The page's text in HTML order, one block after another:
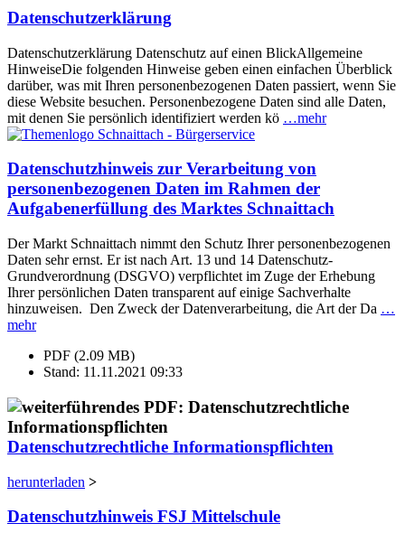
Datenschutzerklärung
Datenschutzerklärung Datenschutz auf einen BlickAllgemeine
HinweiseDie folgenden Hinweise geben einen einfachen Überblick
darüber, was mit Ihren personenbezogenen Daten passiert, wenn Sie
diese Website besuchen. Personenbezogene Daten sind alle Daten,
mit denen Sie persönlich identifiziert werden kö …mehr
Datenschutzhinweis zur Verarbeitung von
personenbezogenen Daten im Rahmen der
Aufgabenerfüllung des Marktes Schnaittach
Der Markt Schnaittach nimmt den Schutz Ihrer personenbezogenen
Daten sehr ernst. Er ist nach Art. 13 und 14 Datenschutz-
Grundverordnung (DSGVO) verpflichtet im Zuge der Erhebung
Ihrer persönlichen Daten transparent auf einige Sachverhalte
hinzuweisen. Den Zweck der Datenverarbeitung, die Art der Da …
mehr
PDF (2.09 MB)
Stand: 11.11.2021 09:33
Datenschutzrechtliche Informationspflichten
herunterladen >
Datenschutzhinweis FSJ Mittelschule